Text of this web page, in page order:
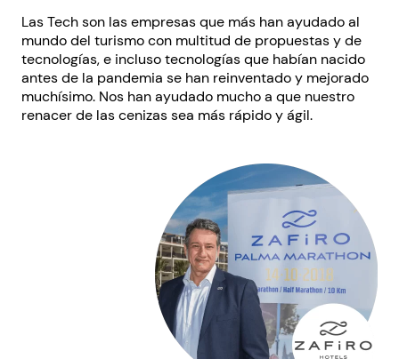
Las Tech son las empresas que más han ayudado al
mundo del turismo con multitud de propuestas y de
tecnologías, e incluso tecnologías que habían nacido
antes de la pandemia se han reinventado y mejorado
muchísimo. Nos han ayudado mucho a que nuestro
renacer de las cenizas sea más rápido y ágil.